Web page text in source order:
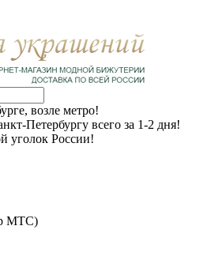
возле метро!
Петербургу всего за 1-2 дня!
уголок России!
МТС)